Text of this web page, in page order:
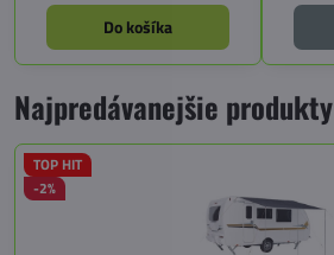
Do košíka
Najpredávanejšie produkty
TOP HIT
-2%